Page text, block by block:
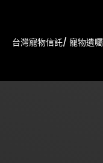
台灣寵物信託/ 寵物遺囑